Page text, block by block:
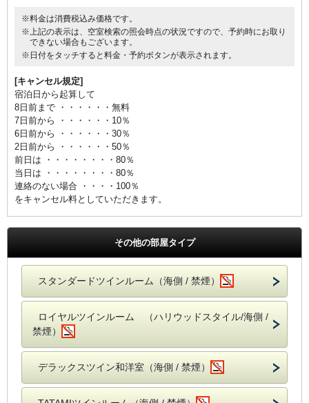
※料金は消費税込み価格です。
※上記の表示は、空室検索の照会時点の状況ですので、予約時にお取り
できない場合もございます。
※日付をタッチすると料金・予約ボタンが表示されます。
[キャンセル規定]
宿泊日から起算して
8日前まで ・・・・・・無料
7日前から ・・・・・・10％
6日前から ・・・・・・30％
2日前から ・・・・・・50％
前日は ・・・・・・・・80％
当日は ・・・・・・・・80％
連絡のない場合 ・・・・100％
をキャンセル料としていただきます。
その他の部屋タイプ
スタンダードツインルーム（海側 / 禁煙）
ロイヤルツインルーム （ハリウッドスタイル/海側 /
禁煙）
デラックスツイン和洋室（海側 / 禁煙）